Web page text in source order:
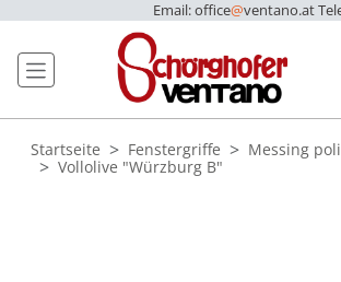
Email: office@ventano.at
Startseite Fenstergriffe
Messing
Vollolive "Würzburg B"